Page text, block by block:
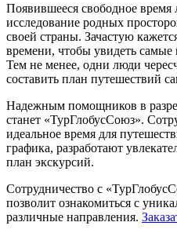
Появившееся свободное время
исследование родных
своей страны. Зачастую
времени, чтобы увидеть
Тем не менее, одни люди
составить план путешествий
Надежным помощников в
станет «ТурГлобусСоюз».
идеальное время для
графика, разработают
план экскурсий.
Сотрудничество с
позволит ознакомиться с
различные направления.